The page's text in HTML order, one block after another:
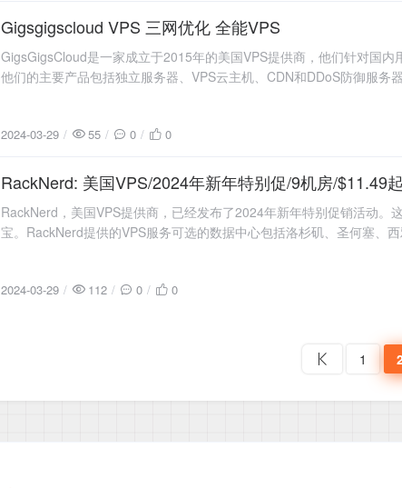
2024-03-29
Gigsgigscloud VPS 三网优化 全能VPS
GigsGigsCloud是一家成立于2015年的美国VPS提供商，他们针对国
他们的主要产品包括独立服务器、VPS云主机、CDN和DDoS防御服务
2024-03-29 55 0 0
2024-03-29
RackNerd: 美国VPS/2024年新年特别促/9机房/$11.49起
RackNerd，美国VPS提供商，已经发布了2024年新年特别促销活动
宝。RackNerd提供的VPS服务可选的数据中心包括洛杉矶、圣何塞、
2024-03-29 112 0 0
1